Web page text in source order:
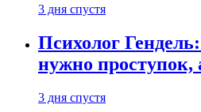
3 дня спустя
Психолог
нужно проступок,
3 дня спустя